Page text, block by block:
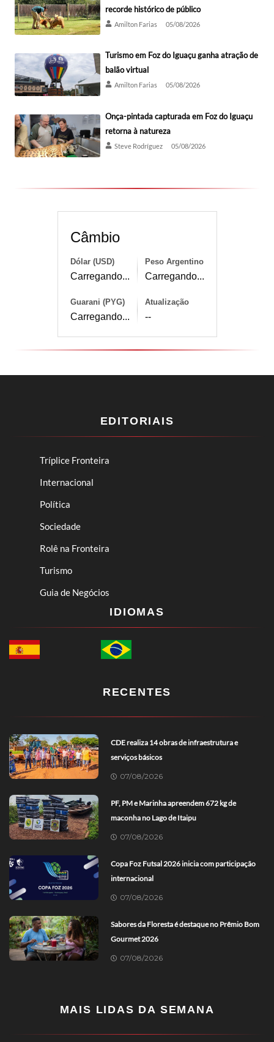
recorde histórico de público
Amilton Farias 05/08/2026
Turismo em Foz do Iguaçu ganha atração de
balão virtual
Amilton Farias 05/08/2026
Onça-pintada capturada em Foz do Iguaçu
retorna à natureza
Steve Rodríguez 05/08/2026
Câmbio
Dólar (USD)
Carregando...
Peso Argentino
Carregando...
Guarani (PYG)
Carregando...
Atualização
--
EDITORIAIS
Tríplice Fronteira
Internacional
Política
Sociedade
Rolê na Fronteira
Turismo
Guia de Negócios
IDIOMAS
RECENTES
CDE realiza 14 obras de infraestrutura e
serviços básicos
07/08/2026
PF, PM e Marinha apreendem 672 kg de
maconha no Lago de Itaipu
07/08/2026
Copa Foz Futsal 2026 inicia com participação
internacional
07/08/2026
Sabores da Floresta é destaque no Prêmio Bom
Gourmet 2026
07/08/2026
MAIS LIDAS DA SEMANA